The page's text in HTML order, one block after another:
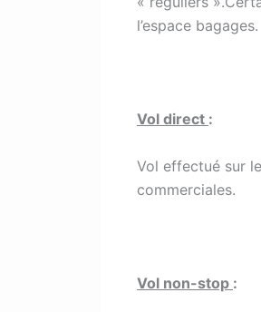
l’espace bagages.
Vol direct :
Vol effectué sur
commerciales.
Vol non-stop :